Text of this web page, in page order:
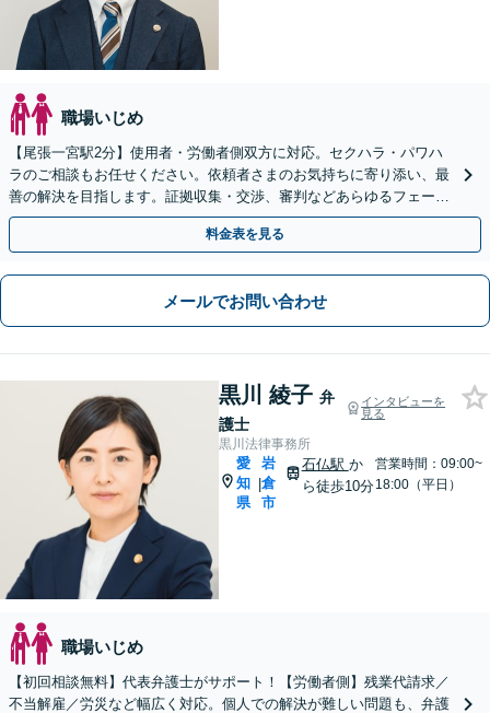
職場いじめ
【尾張一宮駅2分】使用者・労働者側双方に対応。セクハラ・パワハ
ラのご相談もお任せください。依頼者さまのお気持ちに寄り添い、最
善の解決を目指します。証拠収集・交渉、審判などあらゆるフェーズ
に対応しています【オンライン面談OK（顧問契約後）】
料金表を見る
メールでお問い合わせ
黒川 綾子 弁
護士
インタビューを
見る
黒川法律事務所
愛
知
県
|
岩
倉
市
石仏駅 か
ら徒歩10分
営業時間：09:00~
18:00（平日）
職場いじめ
【初回相談無料】代表弁護士がサポート！【労働者側】残業代請求／
不当解雇／労災など幅広く対応。個人での解決が難しい問題も、弁護